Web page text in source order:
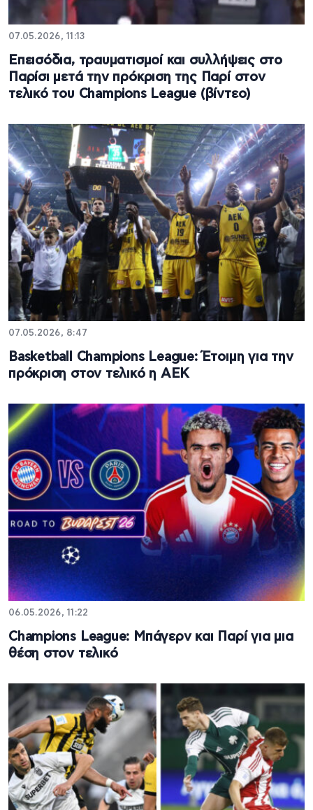
07.05.2026, 11:13
Επεισόδια, τραυματισμοί και συλλήψεις στο
Παρίσι μετά την πρόκριση της Παρί στον
τελικό του Champions League (βίντεο)
07.05.2026, 8:47
Basketball Champions League: Έτοιμη για την
πρόκριση στον τελικό η ΑΕΚ
06.05.2026, 11:22
Champions League: Μπάγερν και Παρί για μια
θέση στον τελικό